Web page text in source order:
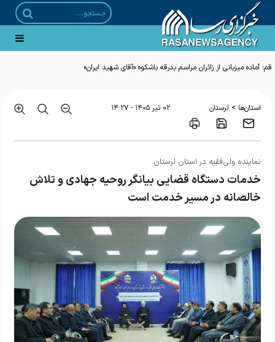
قم؛ آماده میزبانی از زائران مراسم بدرقه باشکوه «آقای شهید ایران»
استان‌ها > لرستان ۰۲ تير ۱۴۰۵ - ۱۴:۲۷
نماینده ولی‌فقیه در استان لرستان:
خدمات دستگاه قضایی بیانگر روحیه جهادی و تلاش
خالصانه در مسیر خدمت است